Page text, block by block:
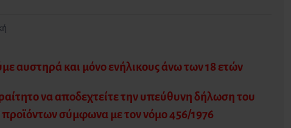
αυστηρά και μόνο ενήλικους άνω των 18 ετών
να αποδεχτείτε την υπεύθυνη δήλωση του
σύμφωνα με τον νόμο 456/1976